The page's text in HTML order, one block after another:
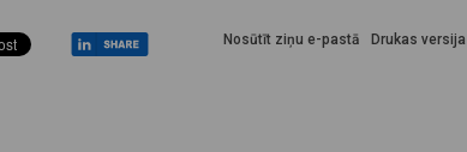
Drukas versija
Nosūtīt ziņu e-pastā